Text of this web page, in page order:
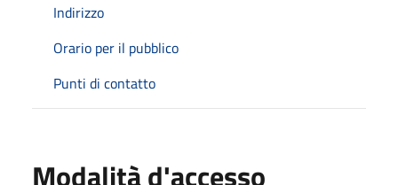
Indirizzo
Orario per il pubblico
Punti di contatto
Modalità d'accesso